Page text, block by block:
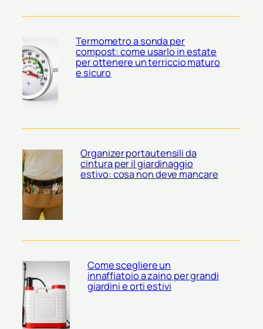
Termometro a sonda per
compost: come usarlo in estate
per ottenere un terriccio maturo
e sicuro
Organizer portautensili da
cintura per il giardinaggio
estivo: cosa non deve mancare
Come scegliere un
innaffiatoio a zaino per grandi
giardini e orti estivi